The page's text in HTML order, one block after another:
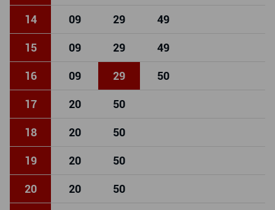
14 09 29 49
15 09 29 49
16 09 29 50
17 20 50
18 20 50
19 20 50
20 20 50